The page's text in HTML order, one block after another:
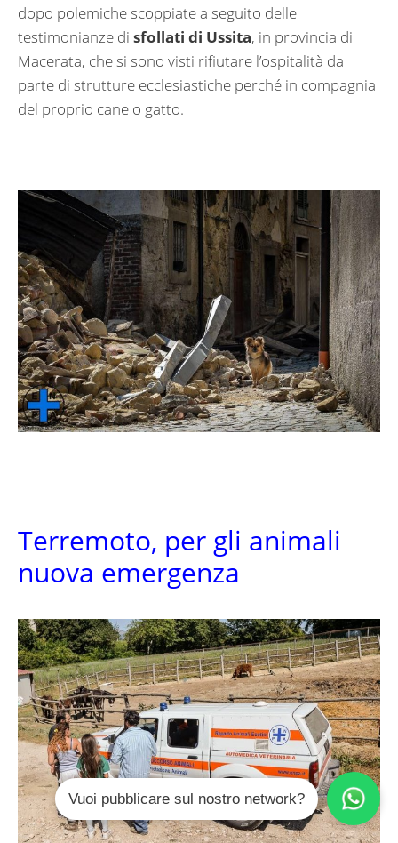
dopo polemiche scoppiate a seguito delle
testimonianze di sfollati di Ussita, in provincia di
Macerata, che si sono visti rifiutare l’ospitalità da
parte di strutture ecclesiastiche perché in compagnia
del proprio cane o gatto.
Terremoto, per gli animali
nuova emergenza
Vuoi pubblicare sul nostro network?